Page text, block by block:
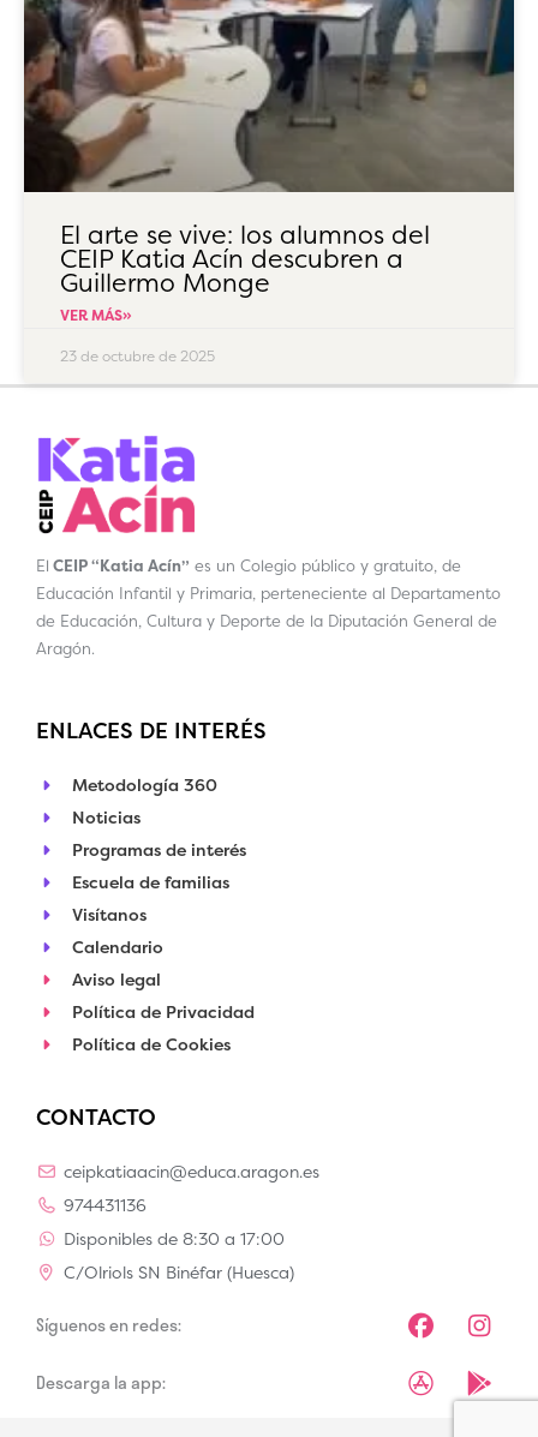
El arte se vive: los alumnos del
CEIP Katia Acín descubren a
Guillermo Monge
VER MÁS»
23 de octubre de 2025
El CEIP “Katia Acín” es un Colegio público y gratuito, de
Educación Infantil y Primaria, perteneciente al Departamento
de Educación, Cultura y Deporte de la Diputación General de
Aragón.
ENLACES DE INTERÉS
Metodología 360
Noticias
Programas de interés
Escuela de familias
Visítanos
Calendario
Aviso legal
Política de Privacidad
Política de Cookies
CONTACTO
ceipkatiaacin@educa.aragon.es
974431136
Disponibles de 8:30 a 17:00
C/Olriols SN Binéfar (Huesca)
Síguenos en redes: F
a
c
e
I
n
s
t
Descarga la app: A
p
G
o